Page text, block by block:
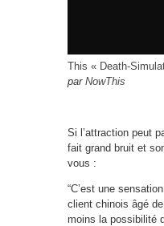
This « Death-
par NowThis
Si l’attraction peut
fait grand bruit et
vous :
“C’est une
client chinois âgé
moins la possibilité